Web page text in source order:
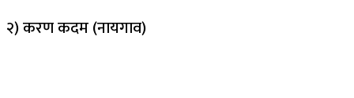
२) करण कदम (नायगाव)